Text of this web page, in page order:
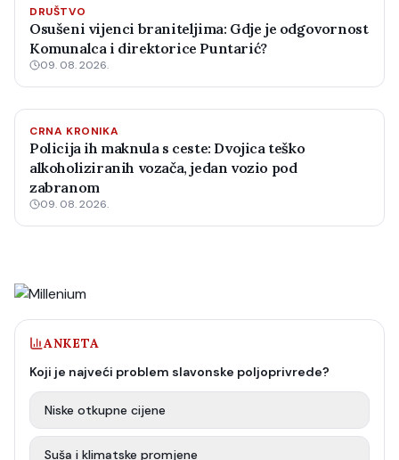
DRUŠTVO
Osušeni vijenci braniteljima: Gdje je odgovornost
Komunalca i direktorice Puntarić?
09. 08. 2026.
CRNA KRONIKA
Policija ih maknula s ceste: Dvojica teško
alkoholiziranih vozača, jedan vozio pod
zabranom
09. 08. 2026.
ANKETA
Koji je najveći problem slavonske poljoprivrede?
Niske otkupne cijene
Suša i klimatske promjene